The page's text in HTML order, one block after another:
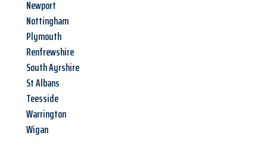
Newport
Nottingham
Plymouth
Renfrewshire
South Ayrshire
St Albans
Teesside
Warrington
Wigan